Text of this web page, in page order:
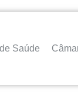
Saúde